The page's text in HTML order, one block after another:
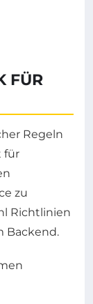
M
Regeln
für
zu
Richtlinien
Backend.